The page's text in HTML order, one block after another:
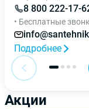
8 800 222-17-
• Бесплатные
Подробнее
Акции